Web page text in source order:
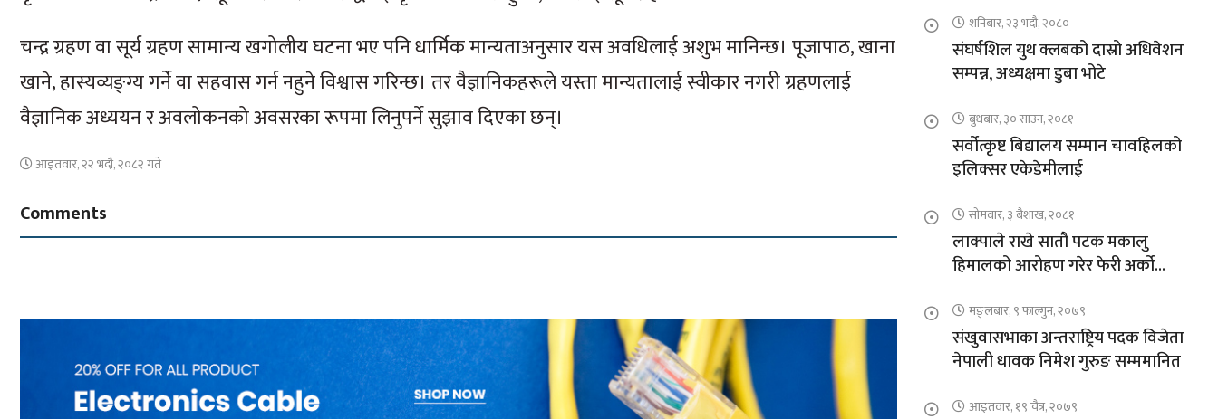
चन्द्र ग्रहण वा सूर्य ग्रहण सामान्य खगोलीय घटना भए पनि धार्मिक मान्यताअनुसार यस अवधिलाई अशुभ मानिन्छ। पूजापाठ, खाना
खाने, हास्यव्यङ्ग्य गर्ने वा सहवास गर्न नहुने विश्वास गरिन्छ। तर वैज्ञानिकहरूले यस्ता मान्यतालाई स्वीकार नगरी ग्रहणलाई
वैज्ञानिक अध्ययन र अवलोकनको अवसरका रूपमा लिनुपर्ने सुझाव दिएका छन्।
आइतवार, २२ भदौ, २०८२ गते
Comments
शनिबार, २३ भदौ, २०८०
संघर्षशिल युथ क्लबको दास्रो अधिवेशन
सम्पन्न, अध्यक्षमा डुबा भोटे
बुधबार, ३० साउन, २०८१
सर्वोत्कृष्ट बिद्यालय सम्मान चावहिलको
इलिक्सर एकेडेमीलाई
सोमवार, ३ बैशाख, २०८१
लाक्पाले राखे सातौ पटक मकालु
हिमालको आरोहण गरेर फेरी अर्को
मङ्लबार, ९ फाल्गुन, २०७९
संखुवासभाका अन्तराष्ट्रिय पदक विजेता
नेपाली धावक निमेश गुरुङ सम्ममानित
आइतवार, १९ चैत्र, २०७९